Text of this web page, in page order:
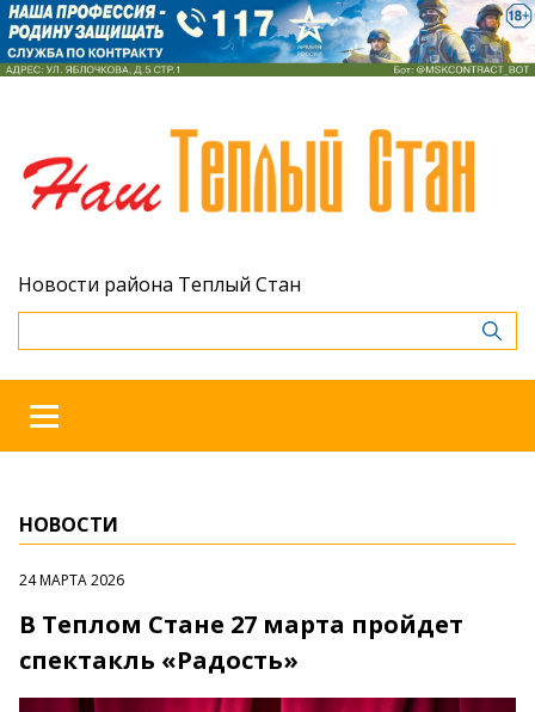
Новости района Теплый Стан
НОВОСТИ
24 МАРТА 2026
В Теплом Стане 27 марта пройдет
спектакль «Радость»